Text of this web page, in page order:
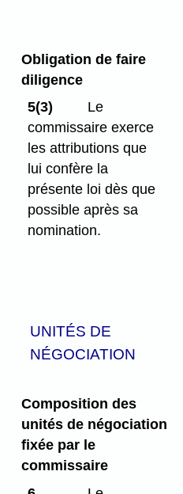
Obligation de faire
diligence
5(3)
Le
commissaire exerce
les attributions que
lui confère la
présente loi dès que
possible après sa
nomination.
UNITÉS DE
NÉGOCIATION
Composition des
unités de négociation
fixée par le
commissaire